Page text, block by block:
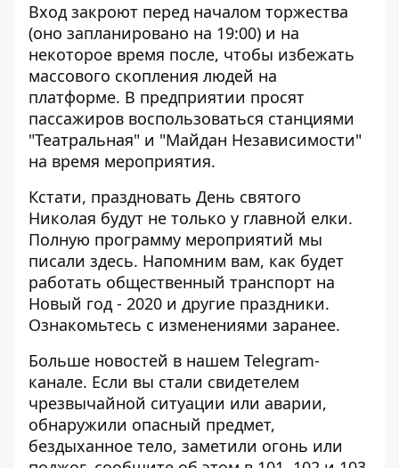
Вход закроют перед началом торжества
(оно запланировано на 19:00) и на
некоторое время после, чтобы избежать
массового скопления людей на
платформе. В предприятии просят
пассажиров воспользоваться станциями
"Театральная" и "Майдан Независимости"
на время мероприятия.
Кстати, праздновать День святого
Николая будут не только у главной елки.
Полную программу мероприятий мы
писали здесь. Напомним вам, как будет
работать общественный транспорт на
Новый год - 2020 и другие праздники.
Ознакомьтесь с изменениями заранее.
Больше новостей в нашем Telegram-
канале. Если вы стали свидетелем
чрезвычайной ситуации или аварии,
обнаружили опасный предмет,
бездыханное тело, заметили огонь или